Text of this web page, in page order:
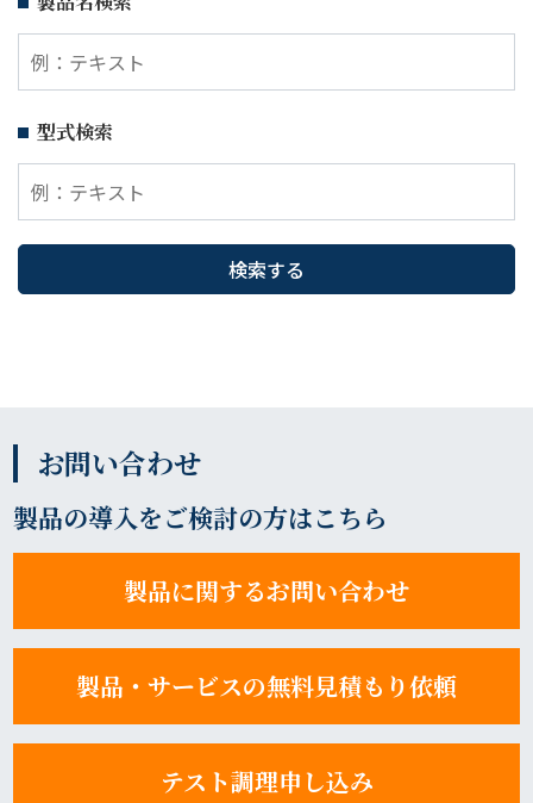
型式検索
お問い合わせ
製品の導入をご検討の方はこちら
製品に関するお問い合わせ
製品・サービスの無料見積もり依頼
テスト調理申し込み